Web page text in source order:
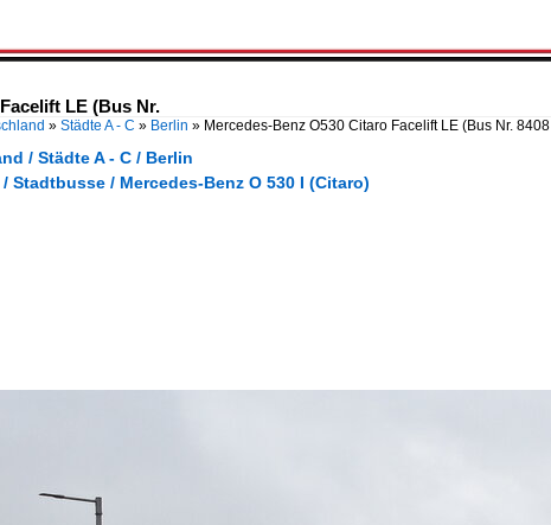
LE (Bus Nr.
» Städte A - C » Berlin » Mercedes-Benz O530 Citaro Facelift LE (Bus Nr. 8408
/ Städte A - C / Berlin
Stadtbusse / Mercedes-Benz O 530 I (Citaro)